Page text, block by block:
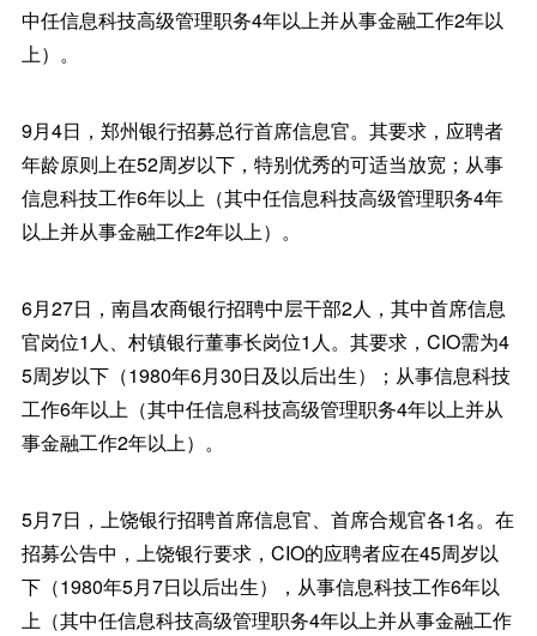
中任信息科技高级管理职务4年以上并从事金融工作2年以
上）。
9月4日，郑州银行招募总行首席信息官。其要求，应聘者
年龄原则上在52周岁以下，特别优秀的可适当放宽；从事
信息科技工作6年以上（其中任信息科技高级管理职务4年
以上并从事金融工作2年以上）。
6月27日，南昌农商银行招聘中层干部2人，其中首席信息
官岗位1人、村镇银行董事长岗位1人。其要求，CIO需为4
5周岁以下（1980年6月30日及以后出生）；从事信息科技
工作6年以上（其中任信息科技高级管理职务4年以上并从
事金融工作2年以上）。
5月7日，上饶银行招聘首席信息官、首席合规官各1名。在
招募公告中，上饶银行要求，CIO的应聘者应在45周岁以
下（1980年5月7日以后出生），从事信息科技工作6年以
上（其中任信息科技高级管理职务4年以上并从事金融工作